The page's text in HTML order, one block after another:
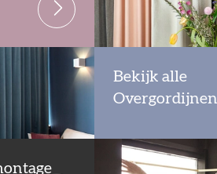
Bekijk alle
Overgordijnen